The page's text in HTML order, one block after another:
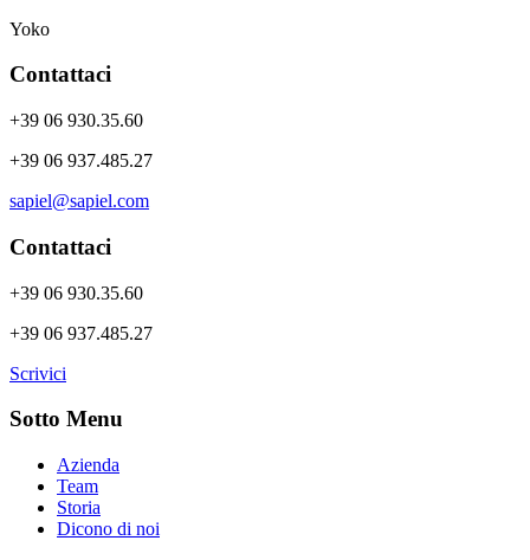
Yoko
Contattaci
+39 06 930.35.60
+39 06 937.485.27
sapiel@sapiel.com
Contattaci
+39 06 930.35.60
+39 06 937.485.27
Scrivici
Sotto Menu
Azienda
Team
Storia
Dicono di noi